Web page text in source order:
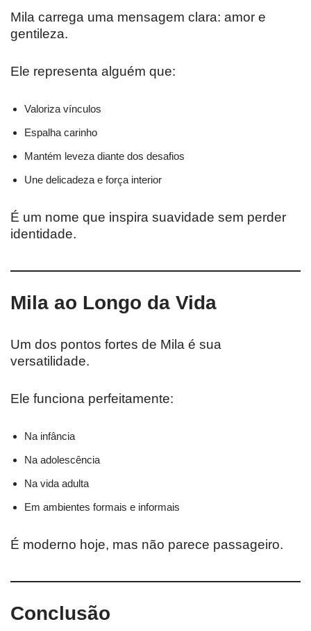
Mila carrega uma mensagem clara: amor e
gentileza.
Ele representa alguém que:
Valoriza vínculos
Espalha carinho
Mantém leveza diante dos desafios
Une delicadeza e força interior
É um nome que inspira suavidade sem perder
identidade.
Mila ao Longo da Vida
Um dos pontos fortes de Mila é sua
versatilidade.
Ele funciona perfeitamente:
Na infância
Na adolescência
Na vida adulta
Em ambientes formais e informais
É moderno hoje, mas não parece passageiro.
Conclusão